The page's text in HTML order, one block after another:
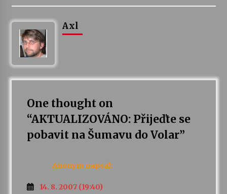
Axl
One thought on
“AKTUALIZOVÁNO: Přijeďte se
pobavit na Šumavu do Volar”
Anonym napsal:
14. 8. 2007 (19:40)